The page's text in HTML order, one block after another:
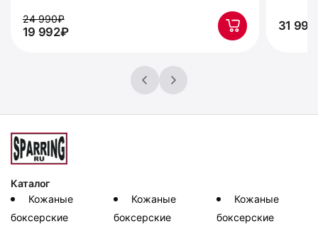
24 990₽
19 992₽ 31
Каталог
Кожаные
боксерские
Кожаные
боксерские
Кожаные
боксерские